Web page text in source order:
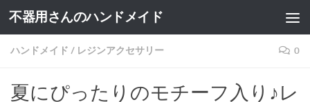
不器用さんのハンドメイド
ハンドメイド / レジンアクセサリー 0
夏にぴったりのモチーフ入り♪レ